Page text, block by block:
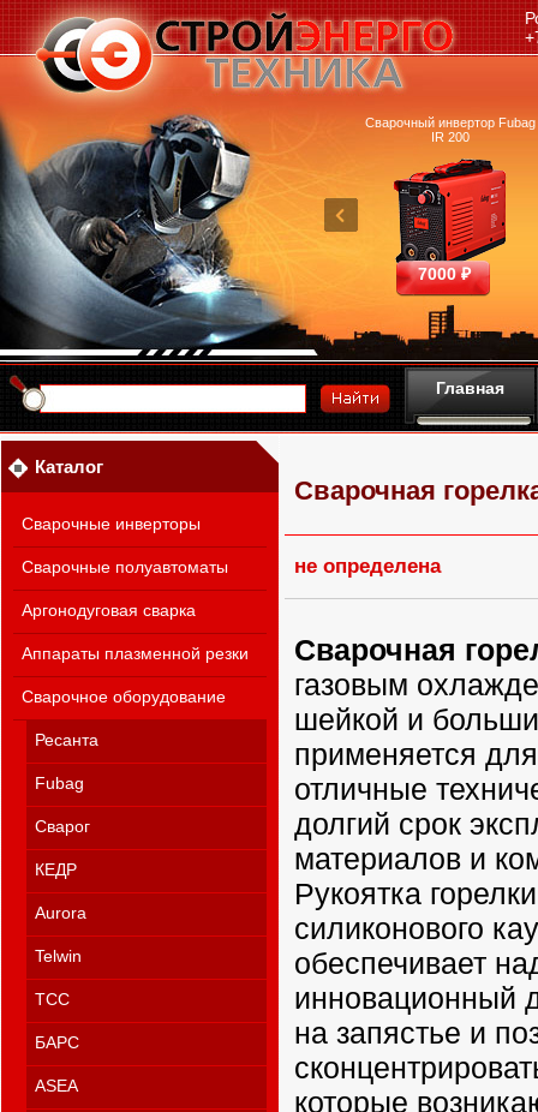
аппарат Ресанта
САИПА-200 ММА
25390 ₽
Машина термической резки
FUBAG INCUT10
460700 ₽
Сварочный инвертор Fubag
IR 200
7000 ₽
Главная
Каталог
Сварочные инверторы
Сварочные полуавтоматы
Аргонодуговая сварка
Аппараты плазменной резки
Сварочное оборудование
Ресанта
Fubag
Сварог
КЕДР
Aurora
Telwin
ТСС
БАРС
ASEA
Сварочная
не определена
Сварочная
газовым
шейкой и
применяется
отличные
долгий срок
материалов и
Рукоятка
силиконового
обеспечивает
инновационный
на запястье и
которые